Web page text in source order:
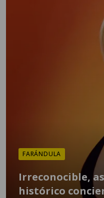
FARÁNDULA
Irreconocible,
histórico